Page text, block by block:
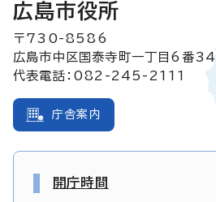
広島市役所
〒730-8586
広島市中区国泰寺町一丁目6番
代表電話：082-245-2111
庁舎案内
開庁時間